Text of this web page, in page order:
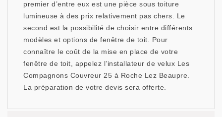
premier d’entre eux est une pièce sous toiture
lumineuse à des prix relativement pas chers. Le
second est la possibilité de choisir entre différents
modèles et options de fenêtre de toit. Pour
connaître le coût de la mise en place de votre
fenêtre de toit, appelez l’installateur de velux Les
Compagnons Couvreur 25 à Roche Lez Beaupre.
La préparation de votre devis sera offerte.